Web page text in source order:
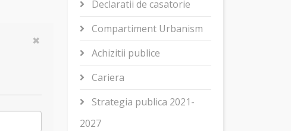
Declaratii de casatorie
Compartiment Urbanism
Achizitii publice
Cariera
Strategia publica 2021-
2027